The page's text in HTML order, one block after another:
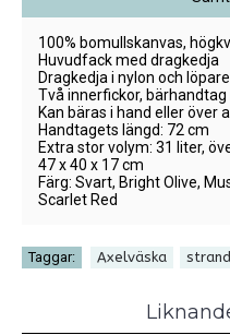
100% bomullskanvas,
Huvudfack med dragkedja
Dragkedja i nylon och
Två innerfickor,
Kan bäras i hand eller över
Handtagets längd: 72 cm
Extra stor volym: 31 liter,
47 x 40 x 17 cm
Färg: Svart, Bright Olive,
Scarlet Red
Taggar: Axelväska